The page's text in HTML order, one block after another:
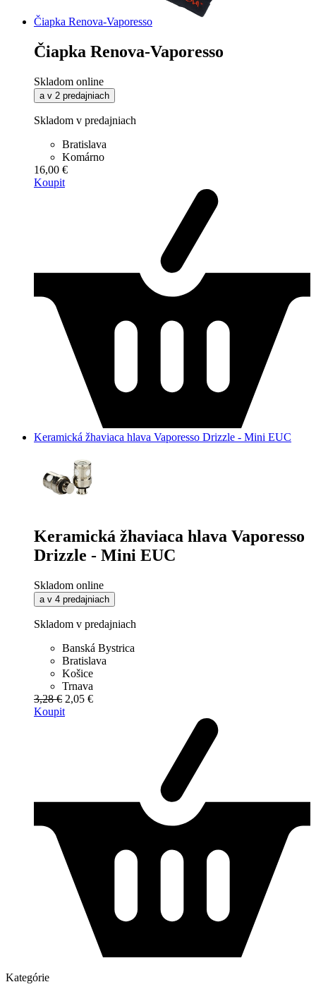
Čiapka Renova-Vaporesso
Čiapka Renova-Vaporesso
Skladom online
a v 2 predajniach
Skladom v predajniach
Bratislava
Komárno
16,00 €
Koupit
Keramická žhaviaca hlava Vaporesso Drizzle - Mini EUC
Keramická žhaviaca hlava Vaporesso
Drizzle - Mini EUC
Skladom online
a v 4 predajniach
Skladom v predajniach
Banská Bystrica
Bratislava
Košice
Trnava
3,28 € 2,05 €
Koupit
Kategórie